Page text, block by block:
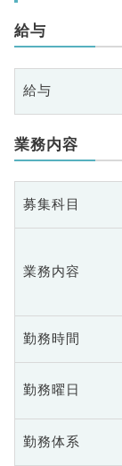
給与
給与
業務内容
募集科目
業務内容
勤務時間
勤務曜日
勤務体系